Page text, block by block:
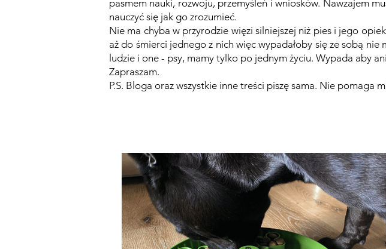
pasmem nauki, rozwoju, przemyśleń i wniosków. Nawzajem
nauczyć się jak go zrozumieć.
Nie ma chyba w przyrodzie więzi silniejszej niż pies i jego
aż do śmierci jednego z nich więc wypadałoby się ze sobą
ludzie i one - psy, mamy tylko po jednym życiu. Wypada aby
Zapraszam.
P.S. Bloga oraz wszystkie inne treści piszę sama. Nie pomaga